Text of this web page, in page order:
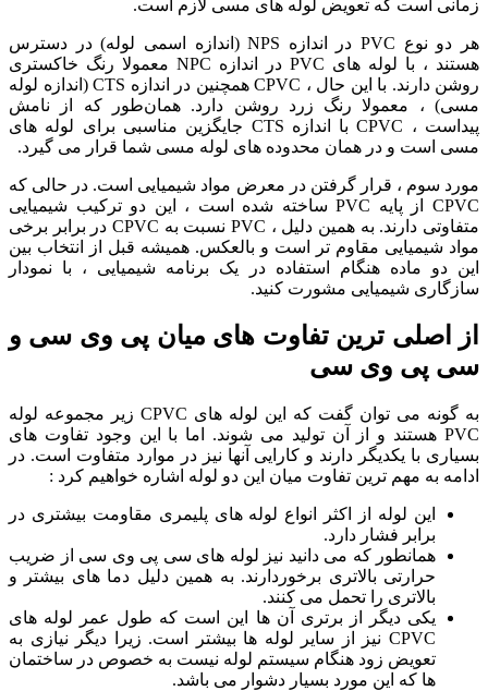
است که تعویض لوله‌ های مسی لازم است.
هر دو نوع PVC در اندازه NPS (اندازه اسمی لوله) در دسترس
هستند ، با لوله‌ های PVC در اندازه NPC معمولا رنگ خاکستری
روشن دارند. با این حال ، CPVC همچنین در اندازه CTS (اندازه لوله
، معمولا رنگ زرد روشن دارد. همان‌طور که از نامش
پیداست ، CPVC با اندازه CTS جایگزین مناسبی برای لوله‌ های
است و در همان محدوده‌ های لوله مسی شما قرار می‌ گیرد.
سوم ، قرار گرفتن در معرض مواد شیمیایی است. در حالی که
CPVC از پایه PVC ساخته شده است ، این دو ترکیب شیمیایی
متفاوتی دارند. به همین دلیل ، PVC نسبت به CPVC در برابر برخی
شیمیایی مقاوم‌ تر است و بالعکس. همیشه قبل از انتخاب بین
دو ماده هنگام استفاده در یک برنامه شیمیایی ، با نمودار
شیمیایی مشورت کنید.
اصلی ترین تفاوت های میان پی وی سی و
پی وی سی
به گونه می توان گفت که این لوله های CPVC زیر مجموعه لوله
PVC هستند و از آن تولید می شوند. اما با این وجود تفاوت های
با یکدیگر دارند و کارایی آنها نیز در موارد متفاوت است. در
به مهم ترین تفاوت میان این دو لوله اشاره خواهیم کرد :
این لوله از اکثر انواع لوله های پلیمری مقاومت بیشتری در
برابر فشار دارد.
همانطور که می دانید نیز لوله های سی پی وی سی از ضریب
حرارتی بالاتری برخوردارند. به همین دلیل دما های بیشتر و
بالاتری را تحمل می کنند.
یکی دیگر از برتری آن ها این است که طول عمر لوله های
CPVC نیز از سایر لوله ها بیشتر است. زیرا دیگر نیازی به
تعویض زود هنگام سیستم لوله نیست به خصوص در ساختمان
ها که این مورد بسیار دشوار می باشد.